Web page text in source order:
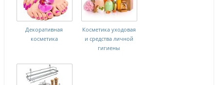
Декоративная
косметика
Косметика уходовая
и средства личной
гигиены